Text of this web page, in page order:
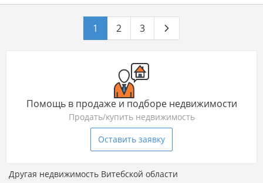
1 2 3
Помощь в продаже и подборе недвижимости
Продать/купить недвижимость
Оставить заявку
Другая недвижимость Витебской области